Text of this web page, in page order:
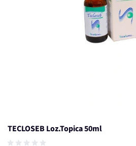
TECLOSEB Loz.Topica 50ml